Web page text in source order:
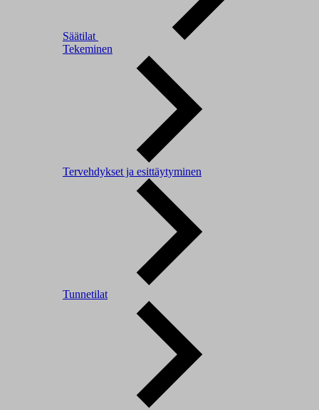
Säätilat
Tekeminen
Tervehdykset ja esittäytyminen
Tunnetilat